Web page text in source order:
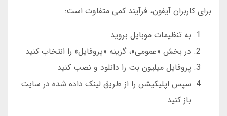
برای کاربران آیفون، فرآیند کمی متفاوت است:
به تنظیمات موبایل بروید
در بخش «عمومی»، گزینه «پروفایل» را انتخاب کنید
پروفایل میلیون بت را دانلود و نصب کنید
سپس اپلیکیشن را از طریق لینک داده شده در سایت
باز کنید